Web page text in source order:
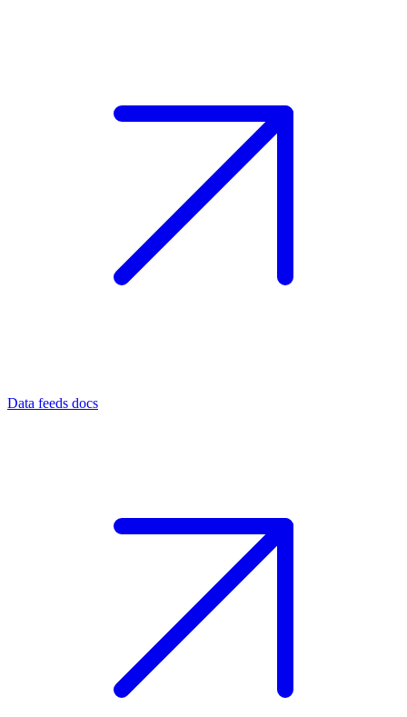
Data feeds docs